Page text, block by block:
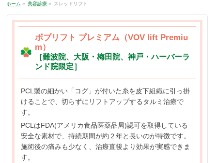
ホーム » 美容診療 » スレッドリフト
ボブリフト プレミアム（VOV lift Premiu
m）
［難波院、大阪・梅田院、神戸・ハーバーラ
ンド院限定］
PCL製の細かい「コグ」が付いた糸を皮下組織に引っ掛
けることで、切らずにリフトアップするタルミ治療で
す。
PCLはFDA(アメリカ食品医薬品局)認可を取得している
安全な素材で、持続期間が約２年と長いのが特徴です。
施術後の痛みも少なく、治療直後より効果が実感できま
す。